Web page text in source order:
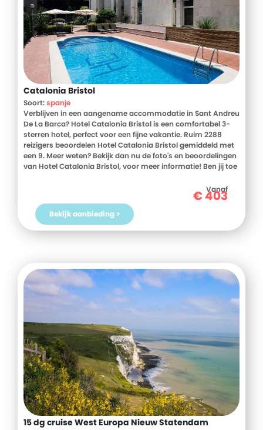
Catalonia Bristol
Soort:spanje
Verblijven in een aangename accommodatie in Sant Andreu
De La Barca? Hotel Catalonia Bristol is een comfortabel 3-
sterren hotel, perfect voor een fijne vakantie. Ruim 2288
reizigers beoordelen Hotel Catalonia Bristol gemiddeld met
een 9. Meer weten? Bekijk dan nu de foto's en beoordelingen
van Hotel Catalonia Bristol, voor meer informatie! Ben jij toe
Vanaf
€403
Bekijk aanbieding >
15 dg cruise West Europa Nieuw Statendam